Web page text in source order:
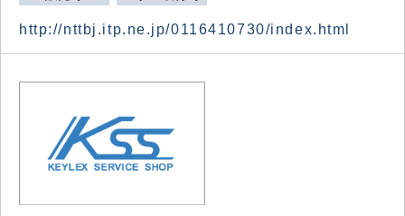
http://nttbj.itp.ne.jp/0116410730/index.html